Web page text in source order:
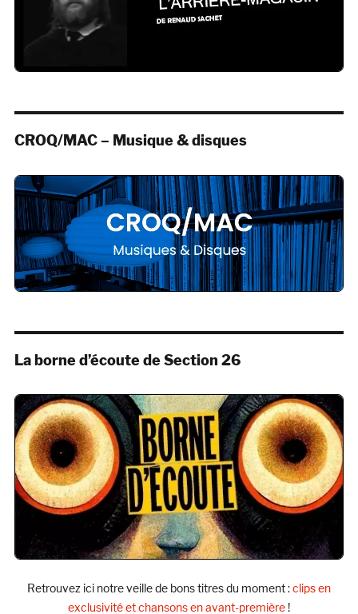
CROQ/MAC – Musique & disques
La borne d’écoute de Section 26
Retrouvez ici notre veille de bons titres du moment :clips en
exclusivité et chansons en avant-première !